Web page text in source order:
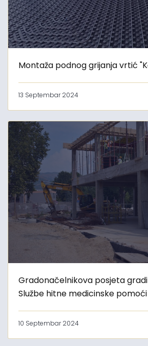
Montaža podnog grijanja vrtić
13 Septembar 2024
Gradonačelnikova posjeta
Službe hitne medicinske pomoći
10 Septembar 2024